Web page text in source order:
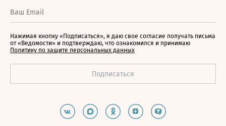
Нажимая кнопку «Подписаться», я даю свое согласие получать письма
от «Ведомости» и подтверждаю, что ознакомился и принимаю
Политику по защите персональных данных